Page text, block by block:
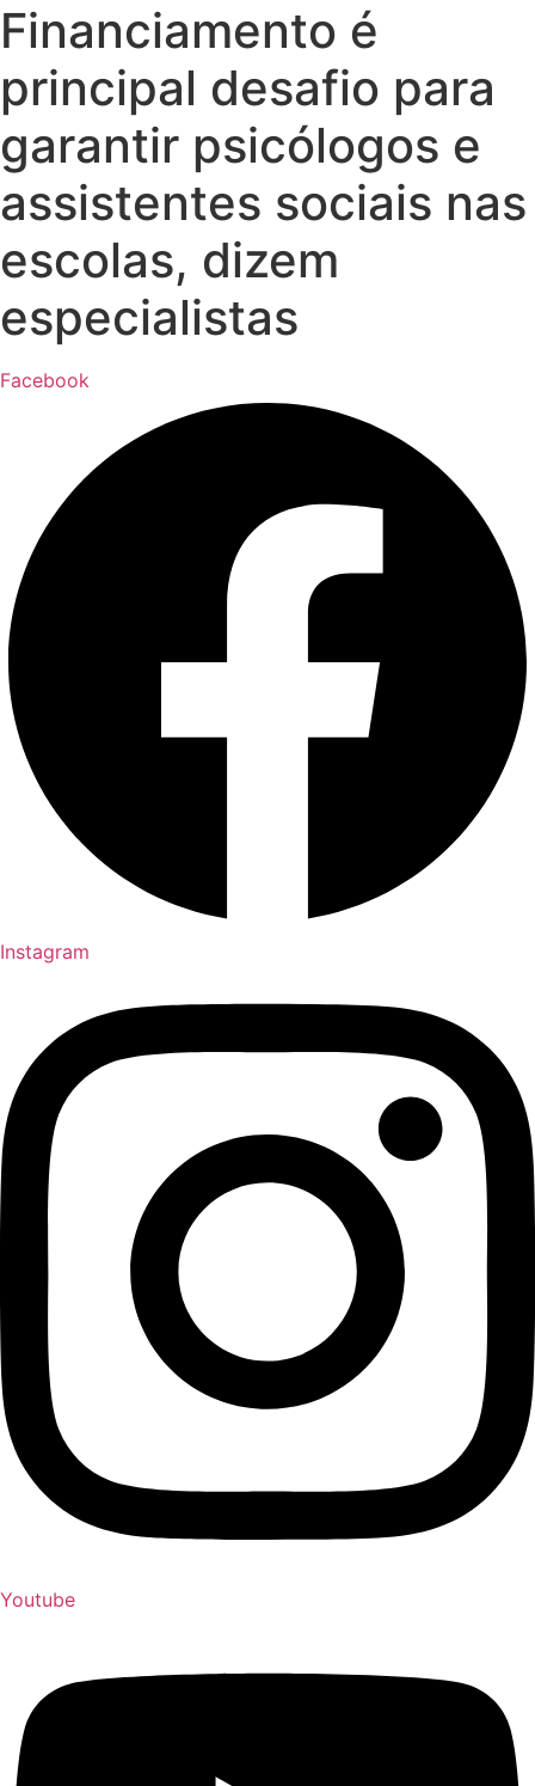
Financiamento é
principal desafio para
garantir psicólogos e
assistentes sociais nas
escolas, dizem
especialistas
Facebook
Instagram
Youtube